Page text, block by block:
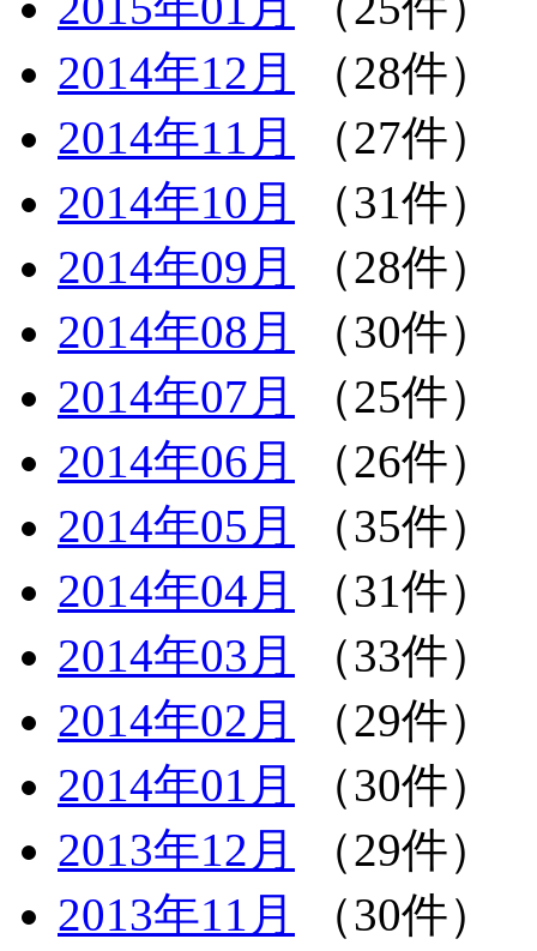
2014年12月
（28件）
2014年11月
（27件）
2014年10月
（31件）
2014年09月
（28件）
2014年08月
（30件）
2014年07月
（25件）
2014年06月
（26件）
2014年05月
（35件）
2014年04月
（31件）
2014年03月
（33件）
2014年02月
（29件）
2014年01月
（30件）
2013年12月
（29件）
2013年11月
（30件）